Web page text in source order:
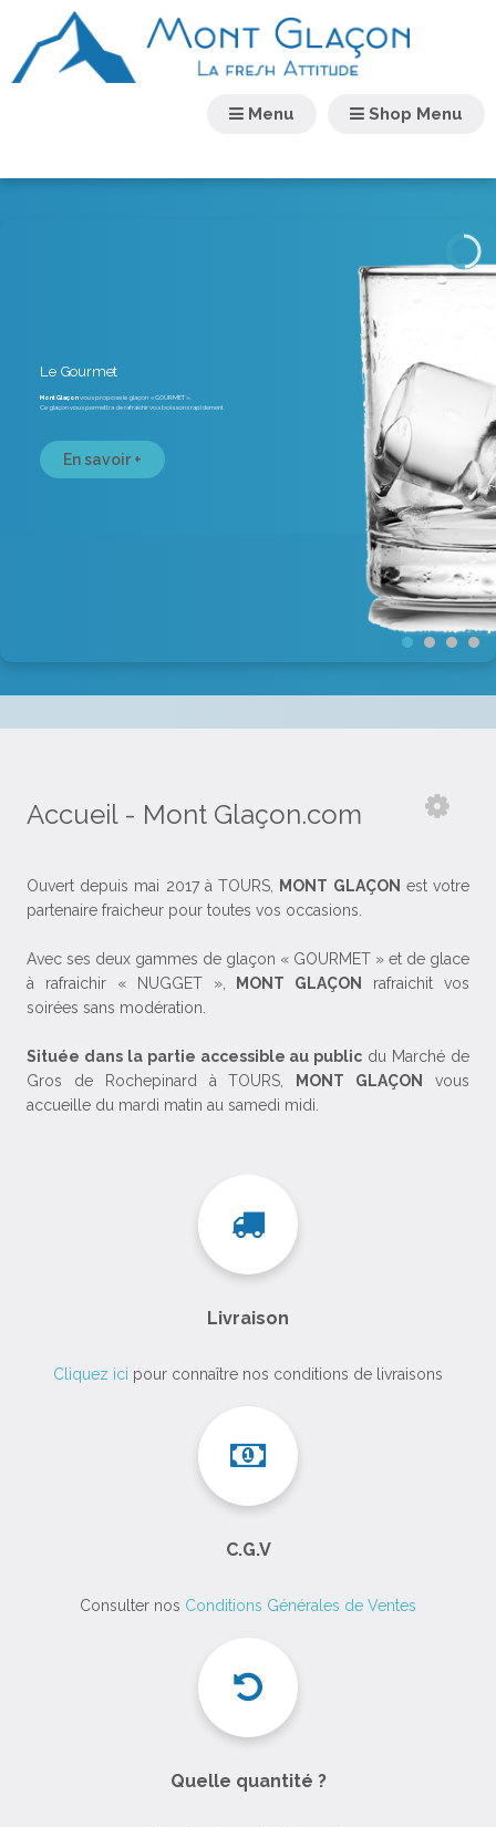
Shop Menu
Menu
Le Gourmet
Mont Glaçonvous propose le glaçon « GOURMET ».
Ce glaçon vous permettra de rafraîchir vos boissons rapidement
En savoir +
Accueil - Mont Glaçon.com
Ouvert depuis mai 2017 à TOURS, MONT GLAÇON est votre
partenaire fraicheur pour toutes vos occasions.
Avec ses deux gammes de glaçon « GOURMET » et de glace
à rafraichir « NUGGET »,
MONT GLAÇON
rafraichit vos
soirées sans modération.
Située dans la partie accessible au public du Marché de
Gros de Rochepinard à TOURS,
MONT GLAÇON
vous
accueille du mardi matin au samedi midi.
Livraison
Cliquez ici pour connaître nos conditions de livraisons
C.G.V
Consulter nos Conditions Générales de Ventes
Quelle quantité ?